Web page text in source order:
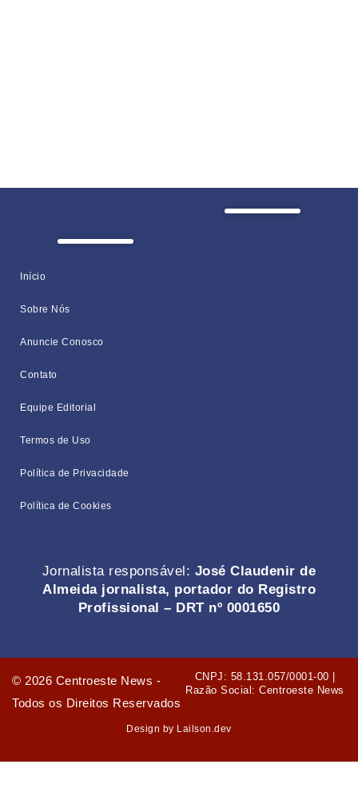
Início
Sobre Nós
Anuncie Conosco
Contato
Equipe Editorial
Termos de Uso
Política de Privacidade
Política de Cookies
Jornalista responsável: José Claudenir de
Almeida jornalista, portador do Registro
Profissional – DRT nº 0001650
© 2026 Centroeste News -
Todos os Direitos Reservados
CNPJ: 58.131.057/0001-00 |
Razão Social: Centroeste News
Design by Lailson.dev